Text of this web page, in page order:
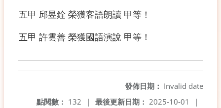
五甲 邱昱銓 榮獲客語朗讀 甲等！
五甲 許雲善 榮獲國語演說 甲等！
發佈日期： Invalid date
最後更新日期： 2025-10-01 |
點閱數： 132 |